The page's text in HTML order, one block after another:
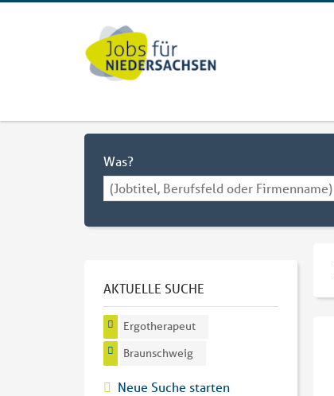
Was?
AKTUELLE SUCHE
Ergotherapeut
Braunschweig
Neue Suche starten